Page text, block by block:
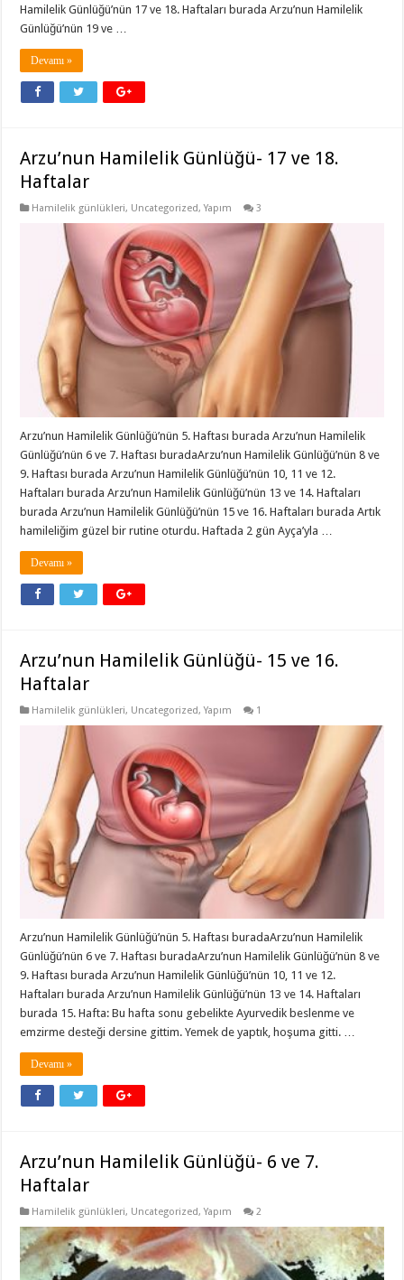
Hamilelik Günlüğü’nün 17 ve 18. Haftaları burada Arzu’nun Hamilelik
Günlüğü’nün 19 ve …
Devamı »
Arzu’nun Hamilelik Günlüğü- 17 ve 18.
Haftalar
Hamilelik günlükleri, Uncategorized,Yapım 3
Arzu’nun Hamilelik Günlüğü’nün 5. Haftası burada Arzu’nun Hamilelik
Günlüğü’nün 6 ve 7. Haftası buradaArzu’nun Hamilelik Günlüğü’nün 8 ve
9. Haftası burada Arzu’nun Hamilelik Günlüğü’nün 10, 11 ve 12.
Haftaları burada Arzu’nun Hamilelik Günlüğü’nün 13 ve 14. Haftaları
burada Arzu’nun Hamilelik Günlüğü’nün 15 ve 16. Haftaları burada Artık
hamileliğim güzel bir rutine oturdu. Haftada 2 gün Ayça’yla …
Devamı »
Arzu’nun Hamilelik Günlüğü- 15 ve 16.
Haftalar
Hamilelik günlükleri, Uncategorized,Yapım 1
Arzu’nun Hamilelik Günlüğü’nün 5. Haftası buradaArzu’nun Hamilelik
Günlüğü’nün 6 ve 7. Haftası buradaArzu’nun Hamilelik Günlüğü’nün 8 ve
9. Haftası burada Arzu’nun Hamilelik Günlüğü’nün 10, 11 ve 12.
Haftaları burada Arzu’nun Hamilelik Günlüğü’nün 13 ve 14. Haftaları
burada 15. Hafta: Bu hafta sonu gebelikte Ayurvedik beslenme ve
emzirme desteği dersine gittim. Yemek de yaptık, hoşuma gitti. …
Devamı »
Arzu’nun Hamilelik Günlüğü- 6 ve 7.
Haftalar
Hamilelik günlükleri, Uncategorized,Yapım 2